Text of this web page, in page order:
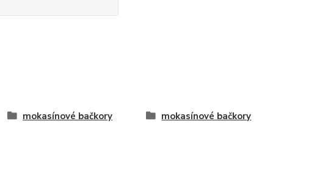
mokasínové bačkory mokasínové bačkory